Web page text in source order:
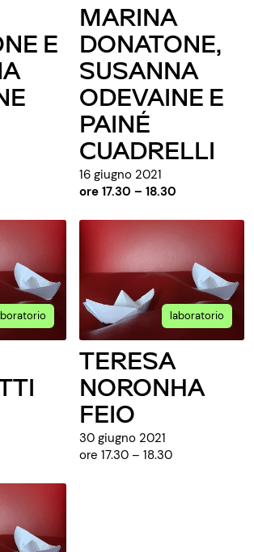
E
MARINA
DONATONE,
SUSANNA
ODEVAINE E
PAINÉ
CUADRELLI
16 giugno 2021
ore 17.30 – 18.30
laboratorio
TERESA
NORONHA
FEIO
30 giugno 2021
ore 17.30 – 18.30